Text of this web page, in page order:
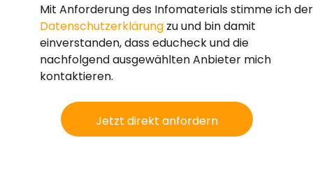
Mit Anforderung des Infomaterials stimme ich der
Datenschutzerklärung zu und bin damit
einverstanden, dass educheck und die
nachfolgend ausgewählten Anbieter mich
kontaktieren.
Jetzt direkt anfordern